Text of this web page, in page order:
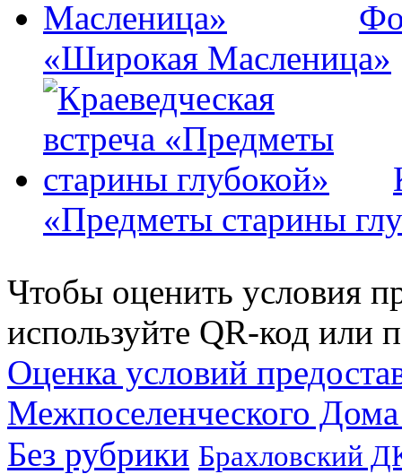
«Широкая Масленица»
«Предметы старины
Чтобы оценить условия
используйте QR-код или
Оценка условий
Межпоселенческого
Без рубрики Брахловский